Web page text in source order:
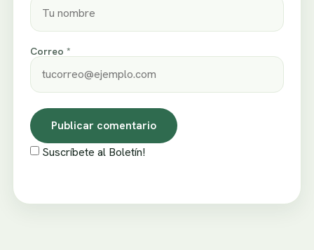
Correo *
Suscríbete al Boletín!